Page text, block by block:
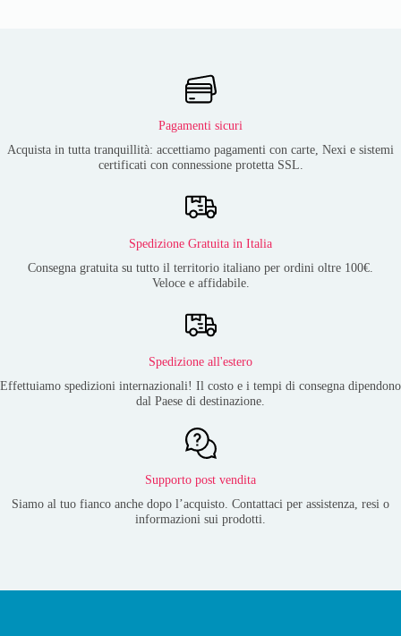
Pagamenti sicuri
Acquista in tutta tranquillità: accettiamo pagamenti con carte, Nexi e sistemi
certificati con connessione protetta SSL.
Spedizione Gratuita in Italia
Consegna gratuita su tutto il territorio italiano per ordini oltre 100€.
Veloce e affidabile.
Spedizione all'estero
Effettuiamo spedizioni internazionali! Il costo e i tempi di consegna dipendono
dal Paese di destinazione.
Supporto post vendita
Siamo al tuo fianco anche dopo l’acquisto. Contattaci per assistenza, resi o
informazioni sui prodotti.